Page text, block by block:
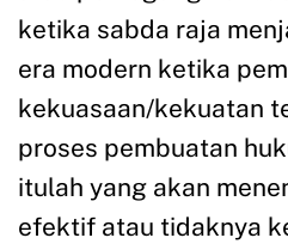
ketika sabda raja
era modern ketika
kekuasaan/kekuatan
proses pembuatan
itulah yang akan
efektif atau tidaknya